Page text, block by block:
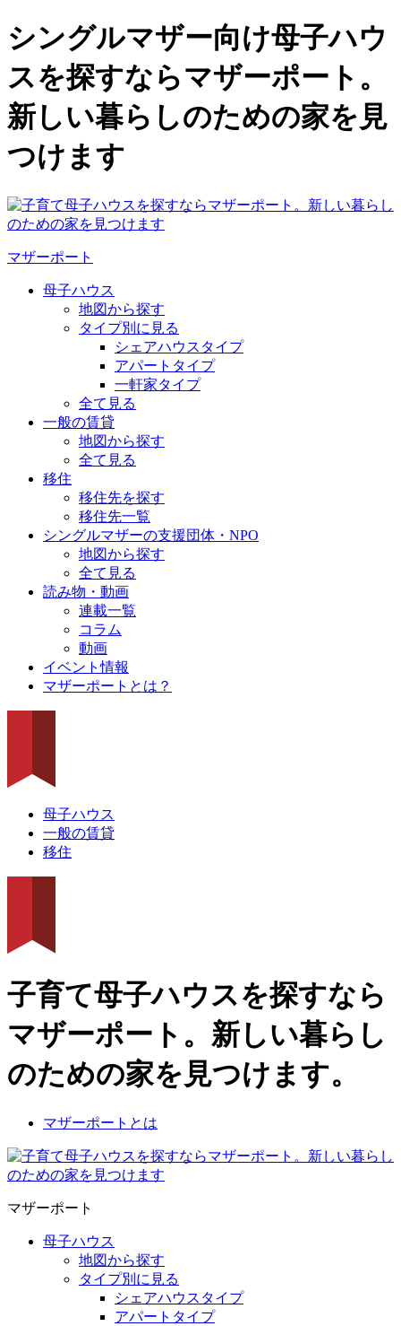
シングルマザー向け母子ハウ
スを探すならマザーポート。
新しい暮らしのための家を見
つけます
マザーポート
母子ハウス
地図から探す
タイプ別に見る
シェアハウスタイプ
アパートタイプ
一軒家タイプ
全て見る
一般の賃貸
地図から探す
全て見る
移住
移住先を探す
移住先一覧
シングルマザーの支援団体・NPO
地図から探す
全て見る
読み物・動画
連載一覧
コラム
動画
イベント情報
マザーポートとは？
母子ハウス
一般の賃貸
移住
子育て母子ハウスを探すなら
マザーポート。新しい暮らし
のための家を見つけます。
マザーポートとは
マザーポート
母子ハウス
地図から探す
タイプ別に見る
シェアハウスタイプ
アパートタイプ